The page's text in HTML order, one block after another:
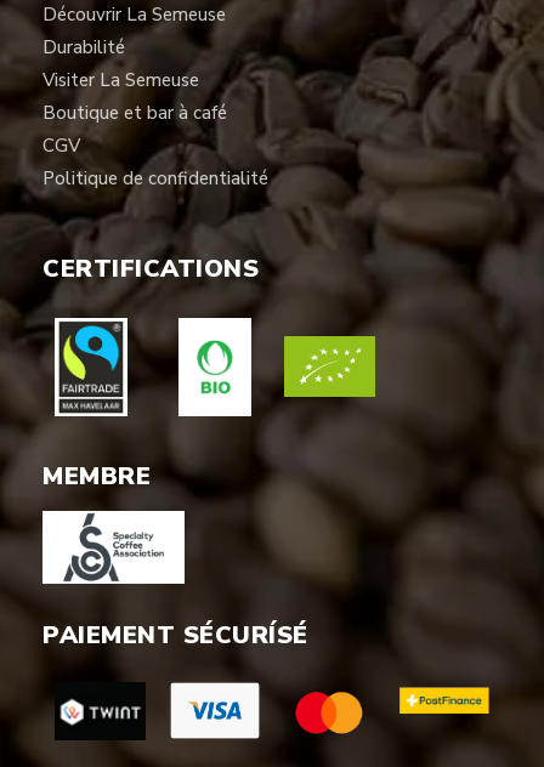
Découvrir La Semeuse
Durabilité
Visiter La Semeuse
Boutique et bar à café
CGV
Politique de confidentialité
CERTIFICATIONS
MEMBRE
PAIEMENT SÉCURÍSÉ